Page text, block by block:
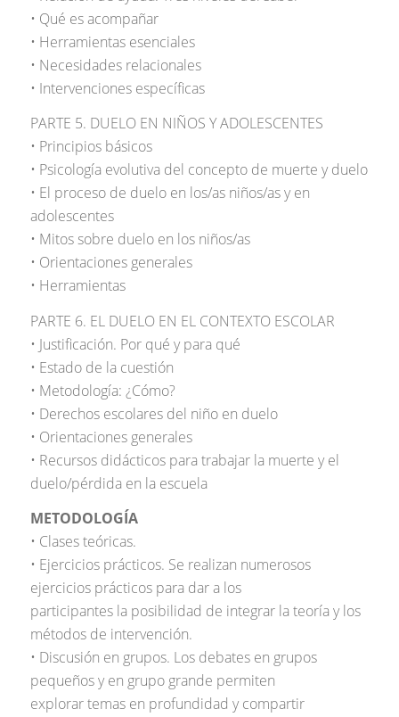
• Qué es acompañar
• Herramientas esenciales
• Necesidades relacionales
• Intervenciones específicas
PARTE 5. DUELO EN NIÑOS Y ADOLESCENTES
• Principios básicos
• Psicología evolutiva del concepto de muerte y duelo
• El proceso de duelo en los/as niños/as y en
adolescentes
• Mitos sobre duelo en los niños/as
• Orientaciones generales
• Herramientas
PARTE 6. EL DUELO EN EL CONTEXTO ESCOLAR
• Justificación. Por qué y para qué
• Estado de la cuestión
• Metodología: ¿Cómo?
• Derechos escolares del niño en duelo
• Orientaciones generales
• Recursos didácticos para trabajar la muerte y el
duelo/pérdida en la escuela
METODOLOGÍA
• Clases teóricas.
• Ejercicios prácticos. Se realizan numerosos
ejercicios prácticos para dar a los
participantes la posibilidad de integrar la teoría y los
métodos de intervención.
• Discusión en grupos. Los debates en grupos
pequeños y en grupo grande permiten
explorar temas en profundidad y compartir